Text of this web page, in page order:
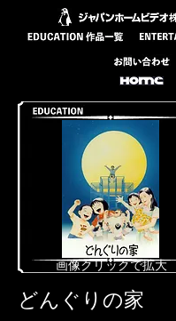
どんぐりの家
​画像クリックで拡大